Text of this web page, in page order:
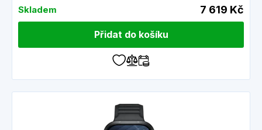
Skladem 7 619 Kč
Přidat do košíku